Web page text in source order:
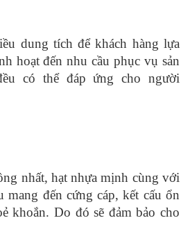
dung tích để khách hàng lựa
hoạt đến nhu cầu phục vụ sản
có thể đáp ứng cho người
nhất, hạt nhựa mịnh cùng với
mang đến cứng cáp, kết cấu ổn
khoắn. Do đó sẽ đảm bảo cho